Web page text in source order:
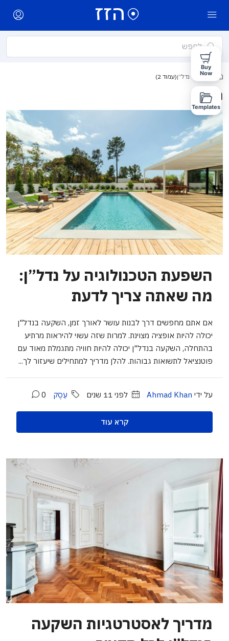
בית נדל”ן(עמוד 2)
נדל”ן
השפעת הטכנולוגיה על נדל”ן:
מה שאתה צריך לדעת
אם אתם מחפשים דרך לבנות עושר לאורך זמן, השקעה בנדל"ן
יכולה להיות אופציה מצוינת. למרות שזה עשוי להיראות מרתיע
בהתחלה, השקעה בנדל"ן יכולה להיות חוויה מתגמלת מאוד עם
פוטנציאל לתשואות גבוהות. להלן מדריך למתחילים שיעזור לך...
על ידי Ahmad Khan לפני 11 שנים עֵסֶק 0
קרא עוד
מדריך לאסטרטגיות השקעה
Buy
Now
Templates